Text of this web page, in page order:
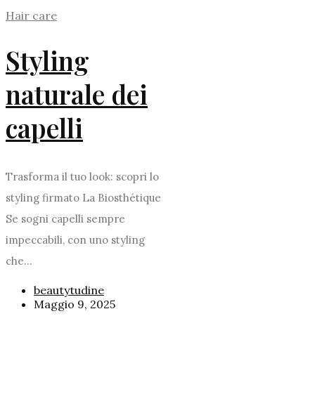
Hair care
Styling
naturale dei
capelli
Trasforma il tuo look: scopri lo
styling firmato La Biosthétique
Se sogni capelli sempre
impeccabili, con uno styling
che...
beautytudine
Maggio 9, 2025